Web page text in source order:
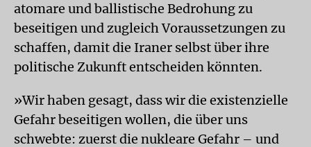
atomare und ballistische Bedrohung zu
beseitigen und zugleich Voraussetzungen zu
schaffen, damit die Iraner selbst über ihre
politische Zukunft entscheiden könnten.
»Wir haben gesagt, dass wir die existenzielle
Gefahr beseitigen wollen, die über uns
schwebte: zuerst die nukleare Gefahr – und